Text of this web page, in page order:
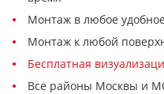
Монтаж в любое
Монтаж к любой
Бесплатная
Все районы Москвы и